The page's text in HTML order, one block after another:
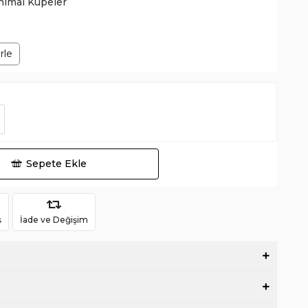
Sepete Ekle
İade ve Değişim